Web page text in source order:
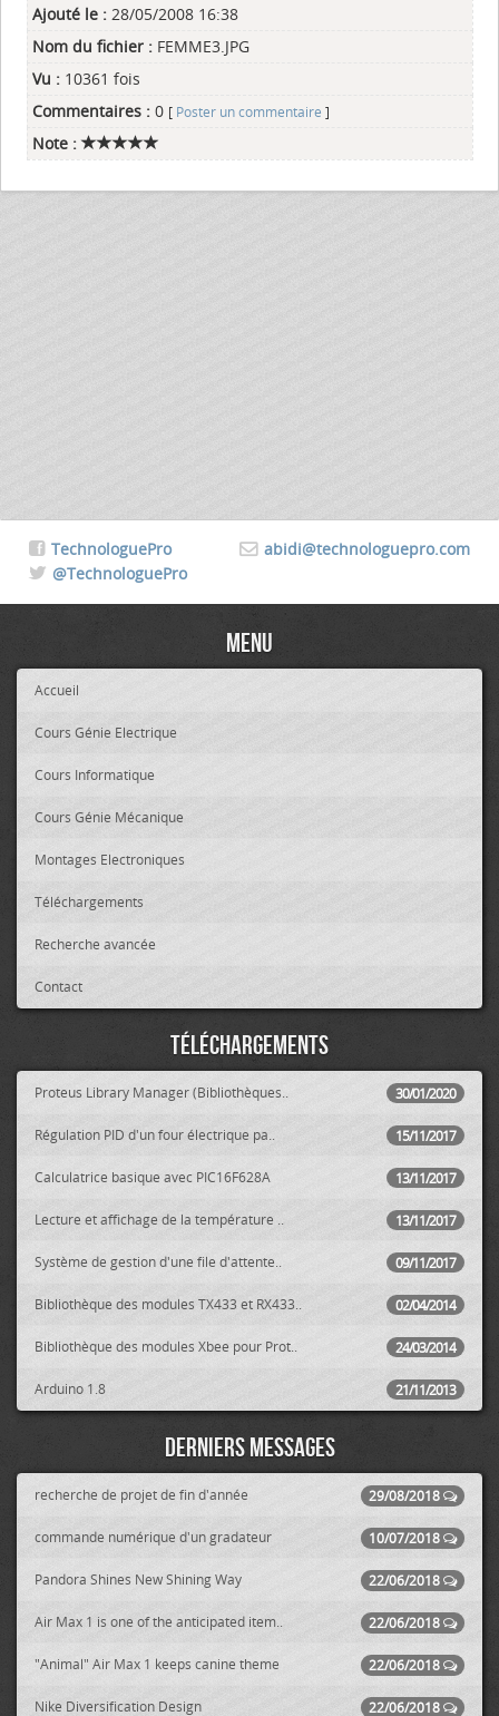
Ajouté le :28/05/2008 16:38
Nom du fichier :FEMME3.JPG
Vu :10361 fois
Commentaires :0 [ Poster un commentaire ]
Note :
abidi@technologuepro.com
TechnologuePro
@TechnologuePro
Menu
Accueil
Cours Génie Electrique
Cours Informatique
Cours Génie Mécanique
Montages Electroniques
Téléchargements
Recherche avancée
Contact
Téléchargements
30/01/2020
Proteus Library Manager (Bibliothèques..
15/11/2017
Régulation PID d'un four électrique pa..
13/11/2017
Calculatrice basique avec PIC16F628A
13/11/2017
Lecture et affichage de la température ..
09/11/2017
Système de gestion d'une file d'attente..
02/04/2014
Bibliothèque des modules TX433 et RX433..
24/03/2014
Bibliothèque des modules Xbee pour Prot..
21/11/2013
Arduino 1.8
Derniers messages
29/08/2018
recherche de projet de fin d'année
10/07/2018
commande numérique d'un gradateur
22/06/2018
Pandora Shines New Shining Way
22/06/2018
Air Max 1 is one of the anticipated item..
22/06/2018
"Animal" Air Max 1 keeps canine theme
22/06/2018
Nike Diversification Design